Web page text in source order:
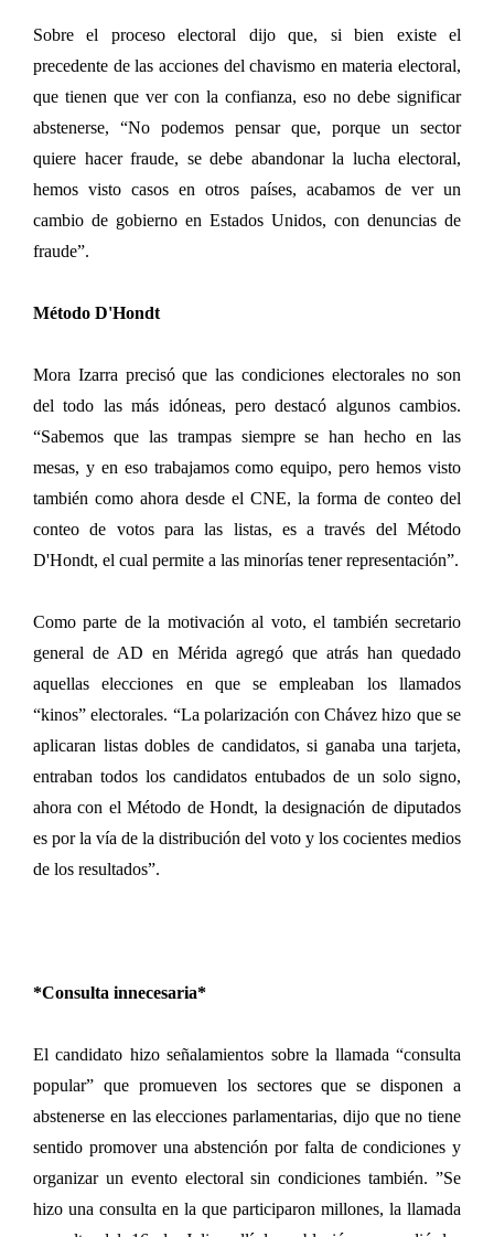
Sobre el proceso electoral dijo que, si bien existe el
precedente de las acciones del chavismo en materia electoral,
que tienen que ver con la confianza, eso no debe significar
abstenerse, “No podemos pensar que, porque un sector
quiere hacer fraude, se debe abandonar la lucha electoral,
hemos visto casos en otros países, acabamos de ver un
cambio de gobierno en Estados Unidos, con denuncias de
fraude”.
Método D'Hondt
Mora Izarra precisó que las condiciones electorales no son
del todo las más idóneas, pero destacó algunos cambios.
“Sabemos que las trampas siempre se han hecho en las
mesas, y en eso trabajamos como equipo, pero hemos visto
también como ahora desde el CNE, la forma de conteo del
conteo de votos para las listas, es a través del Método
D'Hondt, el cual permite a las minorías tener representación”.
Como parte de la motivación al voto, el también secretario
general de AD en Mérida agregó que atrás han quedado
aquellas elecciones en que se empleaban los llamados
“kinos” electorales. “La polarización con Chávez hizo que se
aplicaran listas dobles de candidatos, si ganaba una tarjeta,
entraban todos los candidatos entubados de un solo signo,
ahora con el Método de Hondt, la designación de diputados
es por la vía de la distribución del voto y los cocientes medios
de los resultados”.
*Consulta innecesaria*
El candidato hizo señalamientos sobre la llamada “consulta
popular” que promueven los sectores que se disponen a
abstenerse en las elecciones parlamentarias, dijo que no tiene
sentido promover una abstención por falta de condiciones y
organizar un evento electoral sin condiciones también. ”Se
hizo una consulta en la que participaron millones, la llamada